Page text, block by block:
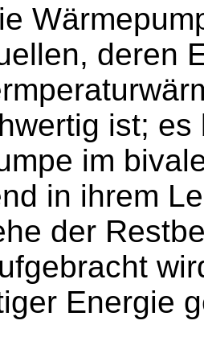
deren
ist;
im
in ihrem
der
Energie